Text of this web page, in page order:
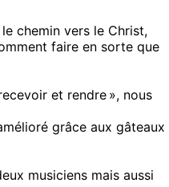
chemin vers le Christ,
faire en sorte que
et rendre », nous
grâce aux gâteaux
musiciens mais aussi